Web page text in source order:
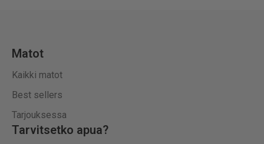
Matot
Kaikki matot
Best sellers
Tarjouksessa
Tarvitsetko apua?